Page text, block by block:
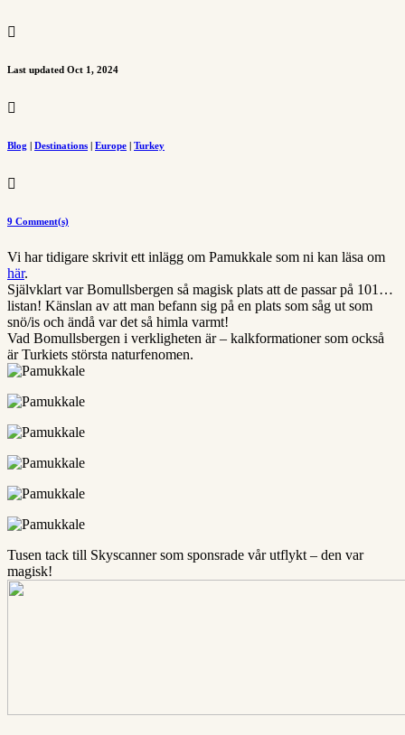

Last updated Oct 1, 2024

Blog | Destinations | Europe | Turkey

9 Comment(s)
Vi har tidigare skrivit ett inlägg om Pamukkale som ni kan läsa om
här.
Självklart var Bomullsbergen så magisk plats att de passar på 101…
listan! Känslan av att man befann sig på en plats som såg ut som
snö/is och ändå var det så himla varmt!
Vad Bomullsbergen i verkligheten är – kalkformationer som också
är Turkiets största naturfenomen.
Tusen tack till Skyscanner som sponsrade vår utflykt – den var
magisk!